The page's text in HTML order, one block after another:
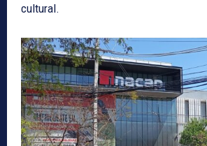
cultural.